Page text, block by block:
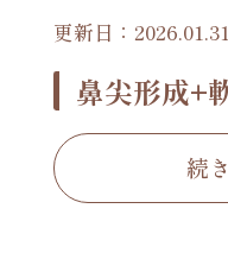
更新日：2026.01.31
鼻尖形成+
続